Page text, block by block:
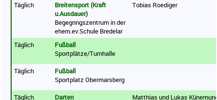
Täglich
Breitensport (Kraft
u.Ausdauer)
Begegnngszentrum in der
ehem.ev.Schule Bredelar
Tobias Roediger
Täglich
Fußball
Sportplätze/Turnhalle
Täglich
Fußball
Sportplatz Obermarsberg
Täglich
Darten
Matthias und Lukas